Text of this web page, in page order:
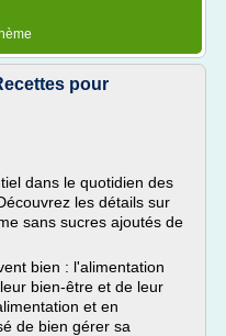
pour
dans le quotidien des
les détails sur
sans sucres ajoutés de
bien : l'alimentation
bien-être et de leur
et en
de bien gérer sa